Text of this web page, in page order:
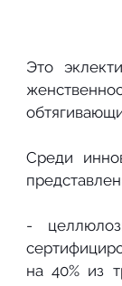
Это
Среди
-
на 40% из